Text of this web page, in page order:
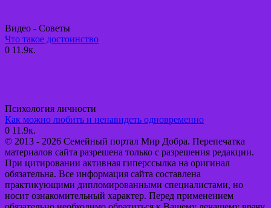
Видео - Советы
Что такое достоинство
0 11.9к.
Психология личности
Как можно любить и ненавидеть одновременно
0 11.9к.
© 2013 - 2026 Семейный портал Мир Добра. Перепечатка
материалов сайта разрешена только с разрешения редакции.
При цитировании активная гиперссылка на оригинал
обязательна. Все информация сайта составлена
практикующими дипломированными специалистами, но
носит ознакомительный характер. Перед применением